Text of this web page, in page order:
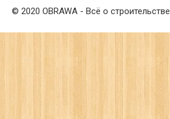
© 2020 OBRAWA - Всё о строительстве